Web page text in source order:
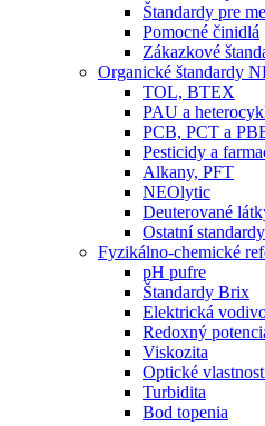
Štandardy pre
Pomocné činidlá
Zákazkové
Organické štandardy
TOL, BTEX
PAU a
PCB, PCT a
Pesticidy a
Alkany, PFT
NEOlytic
Deuterované
Ostatní standardy
Fyzikálno-chemické
pH pufre
Štandardy Brix
Elektrická
Redoxný
Viskozita
Optické
Turbidita
Bod topenia